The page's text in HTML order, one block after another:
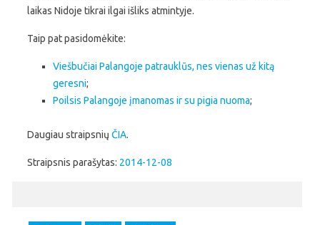
laikas Nidoje tikrai ilgai išliks atmintyje.
Taip pat pasidomėkite:
Viešbučiai Palangoje patrauklūs, nes vienas už kitą
geresni;
Poilsis Palangoje įmanomas ir su pigia nuoma;
Daugiau straipsnių ČIA.
Straipsnis parašytas: 2014-12-08